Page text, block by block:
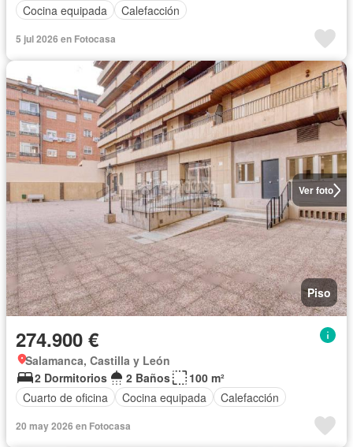
Cocina equipada
Calefacción
5 jul 2026 en Fotocasa
Ver foto
Piso
274.900 €
Salamanca, Castilla y León
2 Dormitorios
2 Baños
100 m²
Cuarto de oficina
Cocina equipada Calefacción
20 may 2026 en Fotocasa